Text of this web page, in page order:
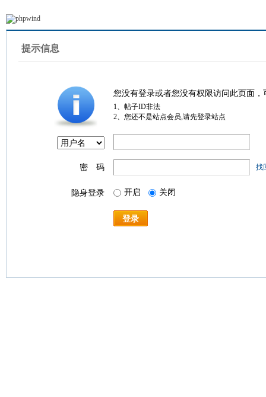
提示信息
您没有登录或者您没有权限访问此页面
1、帖子ID非法
2、您还不是站点会员,请先登录站点
密 码 找
隐身登录 开启 关闭
登录